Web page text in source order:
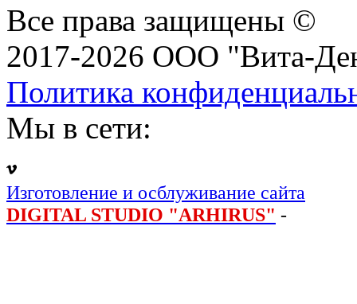
Все права защищены ©
2017-2026 ООО "Вита-
Политика
Мы в сети:
Изготовление и осблуживание сайта
DIGITAL STUDIO "ARHIRUS" -